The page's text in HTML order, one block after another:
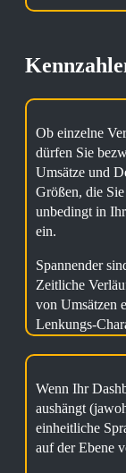
Ob einzelne
dürfen Sie
Umsätze und
Größen, die
unbedingt in
ein.
Spannender
Zeitliche
von Umsätzen
Lenkungs-
Wenn Ihr
aushängt
einheitliche
auf der Ebene